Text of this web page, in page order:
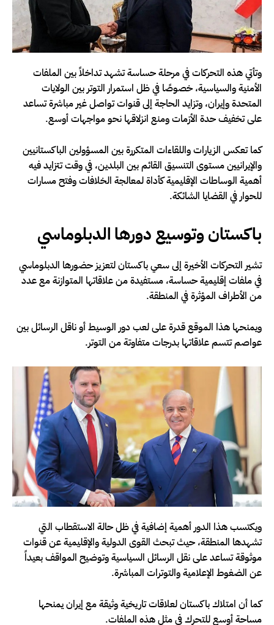
وتأتي هذه التحركات في مرحلة حساسة تشهد تداخلاً بين الملفات
الأمنية والسياسية، خصوصًا في ظل استمرار التوتر بين الولايات
المتحدة وإيران، وتزايد الحاجة إلى قنوات تواصل غير مباشرة تساعد
على تخفيف حدة الأزمات ومنع انزلاقها نحو مواجهات أوسع.
كما تعكس الزيارات واللقاءات المتكررة بين المسؤولين الباكستانيين
والإيرانيين مستوى التنسيق القائم بين البلدين، في وقت تتزايد فيه
أهمية الوساطات الإقليمية كأداة لمعالجة الخلافات وفتح مسارات
للحوار في القضايا الشائكة.
باكستان وتوسيع دورها الدبلوماسي
تشير التحركات الأخيرة إلى سعي باكستان لتعزيز حضورها الدبلوماسي
في ملفات إقليمية حساسة، مستفيدة من علاقاتها المتوازنة مع عدد
من الأطراف المؤثرة في المنطقة.
ويمنحها هذا الموقع قدرة على لعب دور الوسيط أو ناقل الرسائل بين
عواصم تتسم علاقاتها بدرجات متفاوتة من التوتر.
ويكتسب هذا الدور أهمية إضافية في ظل حالة الاستقطاب التي
تشهدها المنطقة، حيث تبحث القوى الدولية والإقليمية عن قنوات
موثوقة تساعد على نقل الرسائل السياسية وتوضيح المواقف بعيداً
عن الضغوط الإعلامية والتوترات المباشرة.
كما أن امتلاك باكستان لعلاقات تاريخية وثيقة مع إيران يمنحها
مساحة أوسع للتحرك في مثل هذه الملفات.